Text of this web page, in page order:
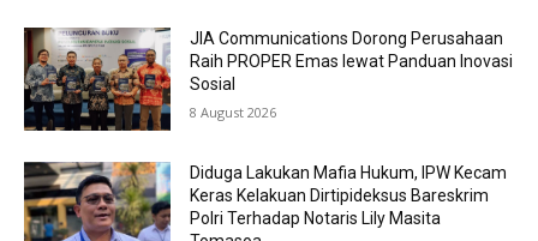
JIA Communications Dorong Perusahaan
Raih PROPER Emas lewat Panduan Inovasi
Sosial
8 August 2026
Diduga Lakukan Mafia Hukum, IPW Kecam
Keras Kelakuan Dirtipideksus Bareskrim
Polri Terhadap Notaris Lily Masita